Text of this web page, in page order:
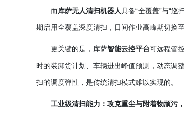
而库萨无人清扫机器人具备“全覆盖”与“
期启用全覆盖深度清扫，日间作业高峰期切换
更关键的是，库萨智能云控平台可远程管
时的装卸货计划、车辆进出峰值预测，动态调
扫的调度弹性，是传统清扫模式难以实现的。
工业级清扫能力：攻克重尘与附着物顽污